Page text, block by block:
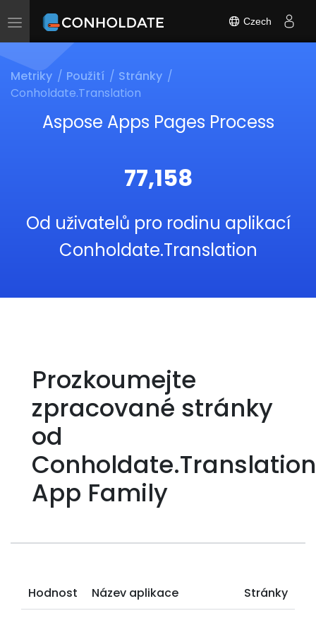
Toggle
Czech
Metriky Použití
Stránky
Conholdate.Translation
Aspose Apps Pages Process
77,158
Od uživatelů pro rodinu aplikací
Conholdate.Translation
Prozkoumejte
zpracované stránky
od
Conholdate.Translation
App Family
Hodnost Název aplikace Stránky